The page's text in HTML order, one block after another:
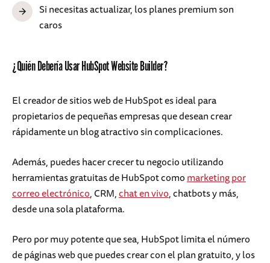
Si necesitas actualizar, los planes premium son
caros
¿Quién Debería Usar HubSpot Website Builder?
El creador de sitios web de HubSpot es ideal para
propietarios de pequeñas empresas que desean crear
rápidamente un blog atractivo sin complicaciones.
Además, puedes hacer crecer tu negocio utilizando
herramientas gratuitas de HubSpot comomarketing por
correo electrónico, CRM,chat en vivo, chatbots y más,
desde una sola plataforma.
Pero por muy potente que sea, HubSpot limita el número
de páginas web que puedes crear con el plan gratuito, y los